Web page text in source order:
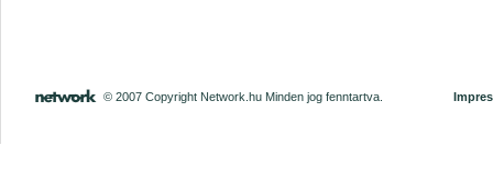
© 2007 Copyright Network.hu Minden jog fenntartva.